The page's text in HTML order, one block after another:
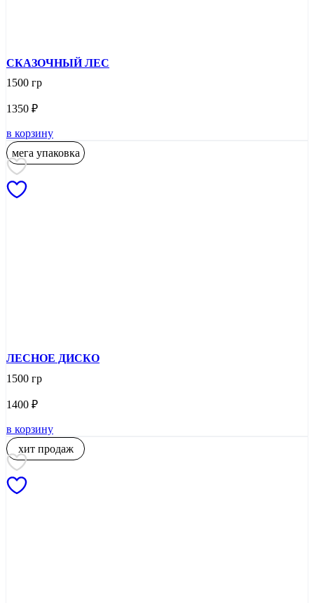
СКАЗОЧНЫЙ ЛЕС
1500 гр
1350 ₽
в корзину
мега упаковка
ЛЕСНОЕ ДИСКО
1500 гр
1400 ₽
в корзину
хит продаж